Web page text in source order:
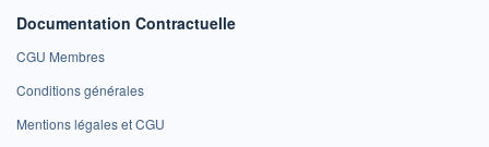
Documentation Contractuelle
CGU Membres
Conditions générales
Mentions légales et CGU